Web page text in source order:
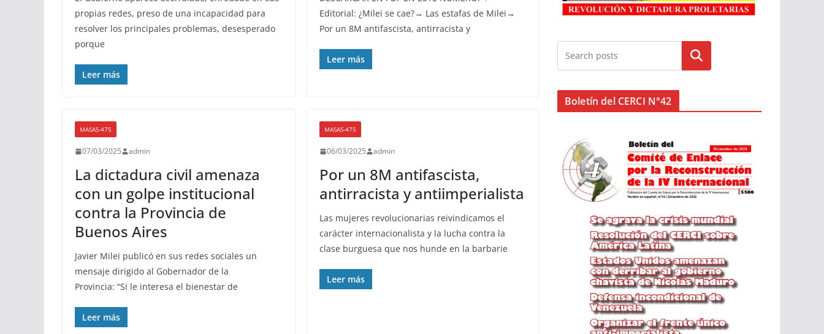
propias redes, preso de una incapacidad para
resolver los principales problemas, desesperado
porque
Leer más
Editorial: ¿Milei se cae?→ Las estafas de Milei→
Por un 8M antifascista, antirracista y
Leer más
MASAS-475
07/03/2025 admin
La dictadura civil amenaza
con un golpe institucional
contra la Provincia de
Buenos Aires
Javier Milei publicó en sus redes sociales un
mensaje dirigido al Gobernador de la
Provincia: “Si le interesa el bienestar de
Leer más
MASAS-475
06/03/2025 admin
Por un 8M antifascista,
antirracista y antiimperialista
Las mujeres revolucionarias reivindicamos el
carácter internacionalista y la lucha contra la
clase burguesa que nos hunde en la barbarie
Leer más
Buscar
Boletín del CERCI N°42